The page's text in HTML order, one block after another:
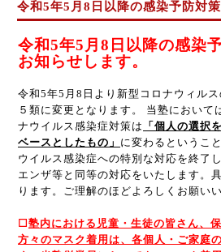
令和5年5月8日以降の感染予防対
令和5年5月8日以降の感染
お知らせします。
令和5年5⽉8⽇より新型コロナウィル
５類に変更となります。 当塾において
ナウイルス感染症対策は 「個人の選択
ベースとしたもの」 に変わるというこ
ウイルス感染症への特別な対応を終了
エンザ等と同等の対応をいたします。
ります。ご理解のほどよろしくお願い
☐ 塾内における児童・生徒の皆さん、
方々のマスク着用は、各個人・ご家庭